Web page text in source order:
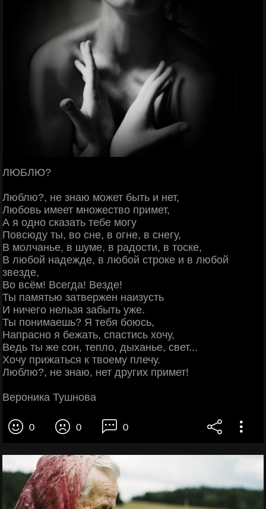
ЛЮБЛЮ?
Люблю?, не знаю может быть и нет,
Любовь имеет множество примет,
А я одно сказать тебе могу
Повсюду ты, во сне, в огне, в снегу,
В молчанье, в шуме, в радости, в тоске,
В любой надежде, в любой строке и в любой
звезде,
Во всём! Всегда! Везде!
Ты памятью затвержен наизусть
И ничего нельзя забыть уже.
Ты понимаешь? Я тебя боюсь,
Напрасно я бежать, спастись хочу,
Ведь ты же сон, тепло, дыханье, свет...
Хочу прижаться к твоему плечу.
Люблю?, не знаю, нет других примет!
Вероника Тушнова
0 0 0